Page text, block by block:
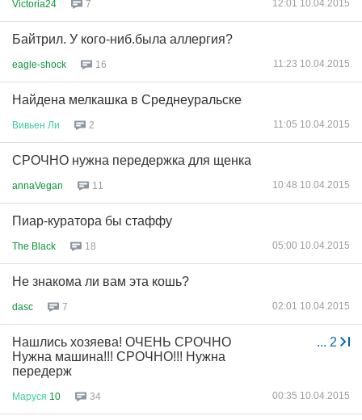
Victoria24 7 12:01 10.04.2015
Байтрил. У кого-ниб.была аллергия?
eagle-shock 16 11:23 10.04.2015
Найдена мелкашка в Среднеуральске
Вивьен Ли 2 11:05 10.04.2015
СРОЧНО нужна передержка для щенка
annaVegan 11 10:48 10.04.2015
Пиар-куратора бы стаффу
The Black 18 05:00 10.04.2015
Не знакома ли вам эта кошь?
dasc 7 02:01 10.04.2015
... 2
Нашлись хозяева! ОЧЕНЬ СРОЧНО
Нужна машина!!! СРОЧНО!!! Нужна
передерж
Маруся 10 34 00:35 10.04.2015